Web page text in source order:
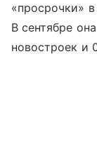
«просрочки»
В сентябре
новостроек и